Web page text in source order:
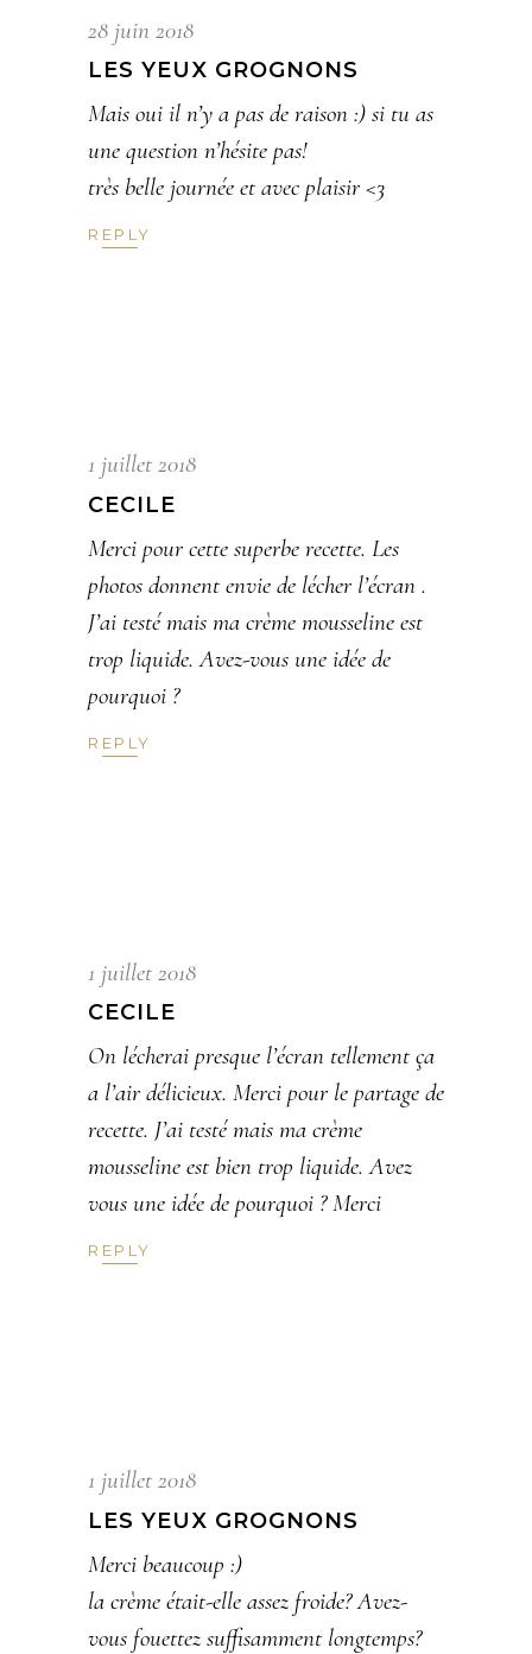
28 juin 2018
LES YEUX GROGNONS
Mais oui il n’y a pas de raison :) si tu as
une question n’hésite pas!
très belle journée et avec plaisir <3
REPLY
1 juillet 2018
CECILE
Merci pour cette superbe recette. Les
photos donnent envie de lécher l’écran .
J’ai testé mais ma crème mousseline est
trop liquide. Avez-vous une idée de
pourquoi ?
REPLY
1 juillet 2018
CECILE
On lécherai presque l’écran tellement ça
a l’air délicieux. Merci pour le partage de
recette. J’ai testé mais ma crème
mousseline est bien trop liquide. Avez
vous une idée de pourquoi ? Merci
REPLY
1 juillet 2018
LES YEUX GROGNONS
Merci beaucoup :)
la crème était-elle assez froide? Avez-
vous fouettez suffisamment longtemps?